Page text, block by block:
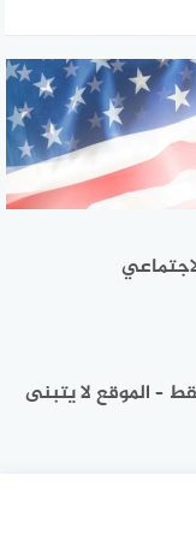
– الموقع لا يتبنى